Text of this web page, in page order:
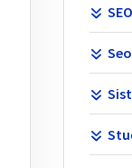
SEO